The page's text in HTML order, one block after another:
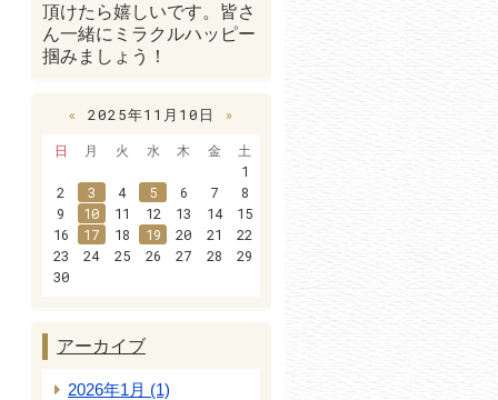
頂けたら嬉しいです。皆さ
ん一緒にミラクルハッピー
掴みましょう！
« 2025年11月10日
»
日
月 火 水 木 金
土
1
2
3 4 5 6 7
8
9
10 11 12 13 14
15
16
17 18 19 20 21
22
23
24 25 26 27 28
29
30
アーカイブ
2026年1月 (1)